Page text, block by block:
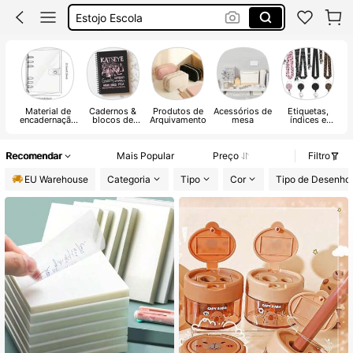
Canetas
Estojo
Material de
encadernação
Cadernos &
blocos de
Produtos de
Arquivamento
Acessórios de
mesa
Etiquetas,
índices e
Recomendar Mais Popular Preço
Filtro
EU Warehouse
Categoria Tipo Cor Tipo de Desenho